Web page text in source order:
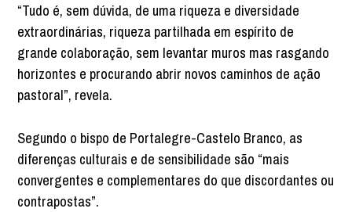
“Tudo é, sem dúvida, de uma riqueza e diversidade
extraordinárias, riqueza partilhada em espírito de
grande colaboração, sem levantar muros mas rasgando
horizontes e procurando abrir novos caminhos de ação
pastoral”, revela.
Segundo o bispo de Portalegre-Castelo Branco, as
diferenças culturais e de sensibilidade são “mais
convergentes e complementares do que discordantes ou
contrapostas”.